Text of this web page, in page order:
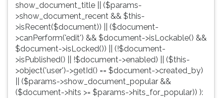
livros,
biografias,
profissões,
simulados
comentados.
Acessibilidade
pular
essa
leitura
pressione
depois
show_document_title || ($params-
>show_document_recent && $this-
>isRecent($document)) || ($document-
>canPerform('edit') && $document->isLockable() &&
$document->isLocked()) || (!$document-
>isPublished() || !$document->enabled) || ($this-
>object('user')->getId() == $document->created_by)
|| ($params->show_document_popular &&
($document->hits >= $params->hits_for_popular)) ):